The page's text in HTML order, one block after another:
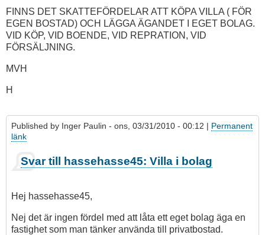
FINNS DET SKATTEFÖRDELAR ATT KÖPA VILLA ( FÖR
EGEN BOSTAD) OCH LÄGGA ÄGANDET I EGET BOLAG.
VID KÖP, VID BOENDE, VID REPRATION, VID
FÖRSÄLJNING.
MVH
H
Published by Inger Paulin - ons, 03/31/2010 - 00:12 | Permanent
länk
Svar till hassehasse45: Villa i bolag
Hej hassehasse45,
Nej det är ingen fördel med att låta ett eget bolag äga en
fastighet som man tänker använda till privatbostad.